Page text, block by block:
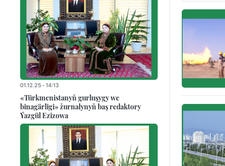
01.12.25 - 14:13
«Türkmenistanyň gurluşygy we
binagärligi» žurnalynyň baş redaktory
Ýazgül Ezizowa